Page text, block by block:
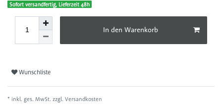
Sofort versandfertig, Lieferzeit 48h
In den Warenkorb
Wunschliste
* inkl. ges. MwSt. zzgl. Versandkosten